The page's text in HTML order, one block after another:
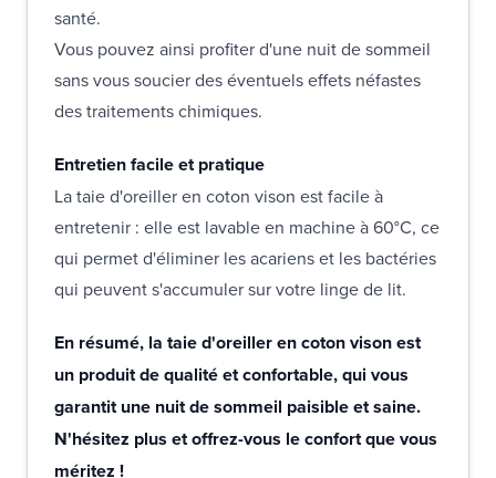
santé.
Vous pouvez ainsi profiter d'une nuit de sommeil
sans vous soucier des éventuels effets néfastes
des traitements chimiques.
Entretien facile et pratique
La taie d'oreiller en coton vison est facile à
entretenir : elle est lavable en machine à 60°C, ce
qui permet d'éliminer les acariens et les bactéries
qui peuvent s'accumuler sur votre linge de lit.
En résumé, la taie d'oreiller en coton vison est
un produit de qualité et confortable, qui vous
garantit une nuit de sommeil paisible et saine.
N'hésitez plus et offrez-vous le confort que vous
méritez !